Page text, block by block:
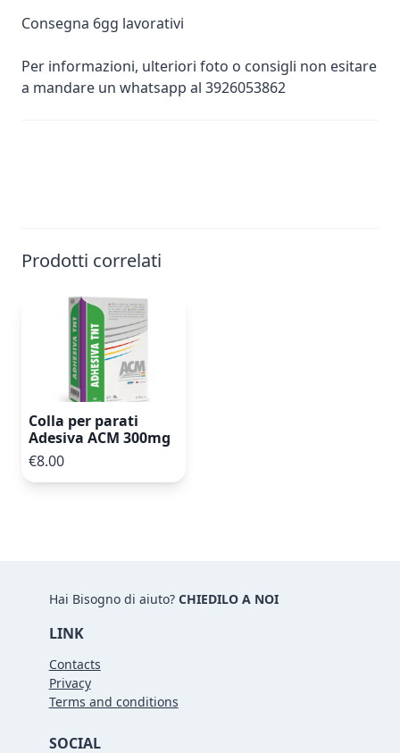
Consegna 6gg lavorativi
Per informazioni, ulteriori foto o consigli non esitare
a mandare un whatsapp al 3926053862
Prodotti correlati
Colla per parati
Adesiva ACM 300mg
€8.00
Hai Bisogno di aiuto? CHIEDILO A NOI
LINK
Contacts
Privacy
Terms and conditions
SOCIAL